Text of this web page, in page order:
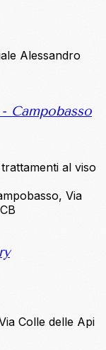
Alessandro
Campobasso
al viso
Via
Colle delle Api